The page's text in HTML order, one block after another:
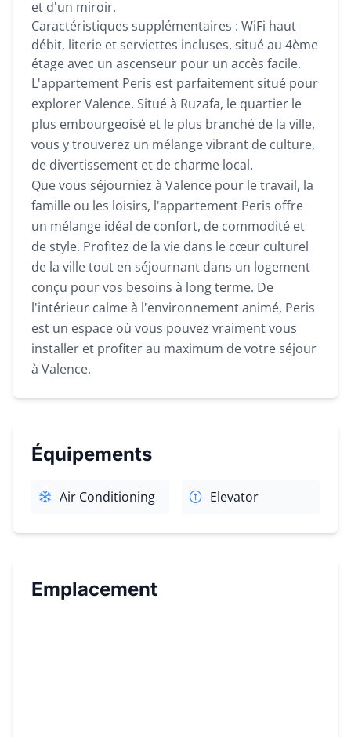
et d'un miroir.
Caractéristiques supplémentaires : WiFi haut
débit, literie et serviettes incluses, situé au 4ème
étage avec un ascenseur pour un accès facile.
L'appartement Peris est parfaitement situé pour
explorer Valence. Situé à Ruzafa, le quartier le
plus embourgeoisé et le plus branché de la ville,
vous y trouverez un mélange vibrant de culture,
de divertissement et de charme local.
Que vous séjourniez à Valence pour le travail, la
famille ou les loisirs, l'appartement Peris offre
un mélange idéal de confort, de commodité et
de style. Profitez de la vie dans le cœur culturel
de la ville tout en séjournant dans un logement
conçu pour vos besoins à long terme. De
l'intérieur calme à l'environnement animé, Peris
est un espace où vous pouvez vraiment vous
installer et profiter au maximum de votre séjour
à Valence.
Équipements
Air Conditioning Elevator
Emplacement